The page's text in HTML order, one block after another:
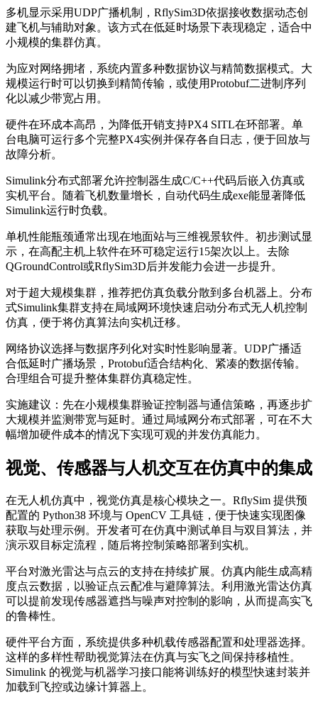
多机显示采用UDP广播机制，RflySim3D依据接收数据动态创
建飞机与辅助对象。该方式在低延时场景下表现稳定，适合中
小规模的集群仿真。
为应对网络拥堵，系统内置多种数据协议与精简数据模式。大
规模运行时可以切换到精简传输，或使用Protobuf二进制序列
化以减少带宽占用。
硬件在环成本高昂，为降低开销支持PX4 SITL在环部署。单
台电脑可运行多个完整PX4实例并保存各自日志，便于回放与
故障分析。
Simulink分布式部署允许控制器生成C/C++代码后嵌入仿真或
实机平台。随着飞机数量增长，自动代码生成exe能显著降低
Simulink运行时负载。
单机性能瓶颈通常出现在地面站与三维视景软件。初步测试显
示，在高配主机上软件在环可稳定运行15架次以上。去除
QGroundControl或RflySim3D后并发能力会进一步提升。
对于超大规模集群，推荐把仿真负载分散到多台机器上。分布
式Simulink集群支持在局域网环境快速启动分布式无人机控制
仿真，便于将仿真算法向实机迁移。
网络协议选择与数据序列化对实时性影响显著。UDP广播适
合低延时广播场景，Protobuf适合结构化、紧凑的数据传输。
合理组合可提升整体集群仿真稳定性。
实施建议：先在小规模集群验证控制器与通信策略，再逐步扩
大规模并监测带宽与延时。通过局域网分布式部署，可在不大
幅增加硬件成本的情况下实现可观的并发仿真能力。
视觉、传感器与人机交互在仿真中的集成
在无人机仿真中，视觉仿真是核心模块之一。RflySim 提供预
配置的 Python38 环境与 OpenCV 工具链，便于快速实现图像
获取与处理示例。开发者可在仿真中测试单目与双目算法，并
演示双目标定流程，随后将控制策略部署到实机。
平台对激光雷达与点云的支持在持续扩展。仿真内能生成高精
度点云数据，以验证点云配准与避障算法。利用激光雷达仿真
可以提前发现传感器遮挡与噪声对控制的影响，从而提高实飞
的鲁棒性。
硬件平台方面，系统提供多种机载传感器配置和处理器选择。
这样的多样性帮助视觉算法在仿真与实飞之间保持移植性。
Simulink 的视觉与机器学习接口能将训练好的模型快速封装并
加载到飞控或边缘计算器上。